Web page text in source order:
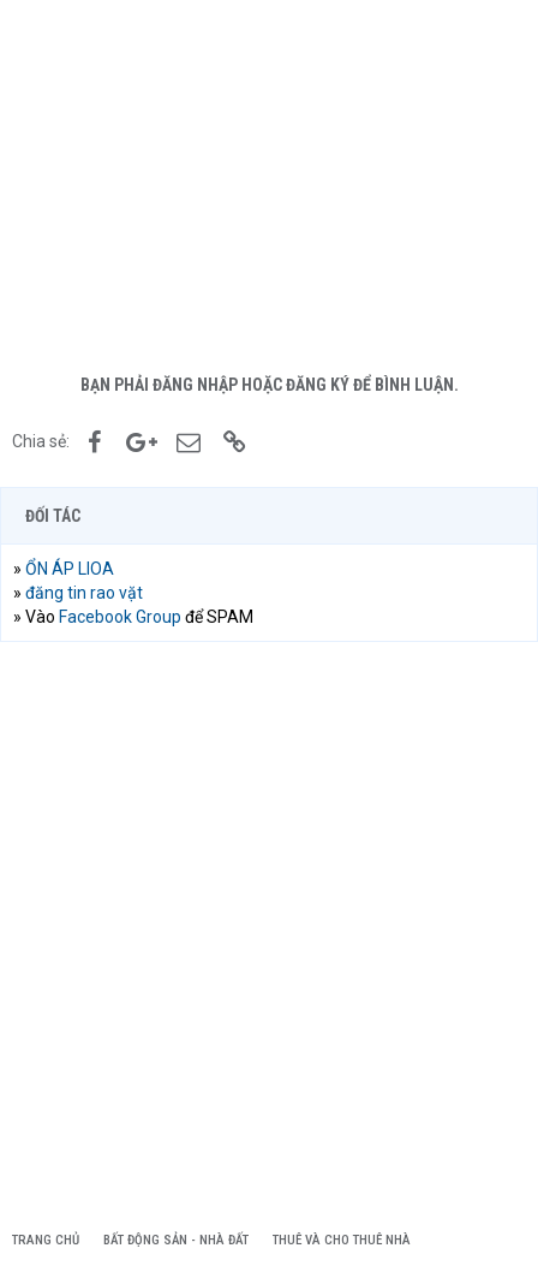
BẠN PHẢI ĐĂNG NHẬP HOẶC ĐĂNG KÝ ĐỂ BÌNH LUẬN.
Chia sẻ: FacebookGoogle+Email
ĐỐI TÁC
» ỔN ÁP LIOA
» đăng tin rao vặt
» Vào Facebook Group để SPAM
TRANG CHỦ BẤT ĐỘNG SẢN - NHÀ ĐẤT THUÊ VÀ CHO THUÊ NHÀ